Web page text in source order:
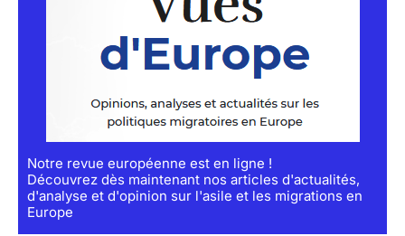
Notre revue européenne est en ligne !
Découvrez dès maintenant nos articles d'actualités,
d'analyse et d'opinion sur l'asile et les migrations en
Europe